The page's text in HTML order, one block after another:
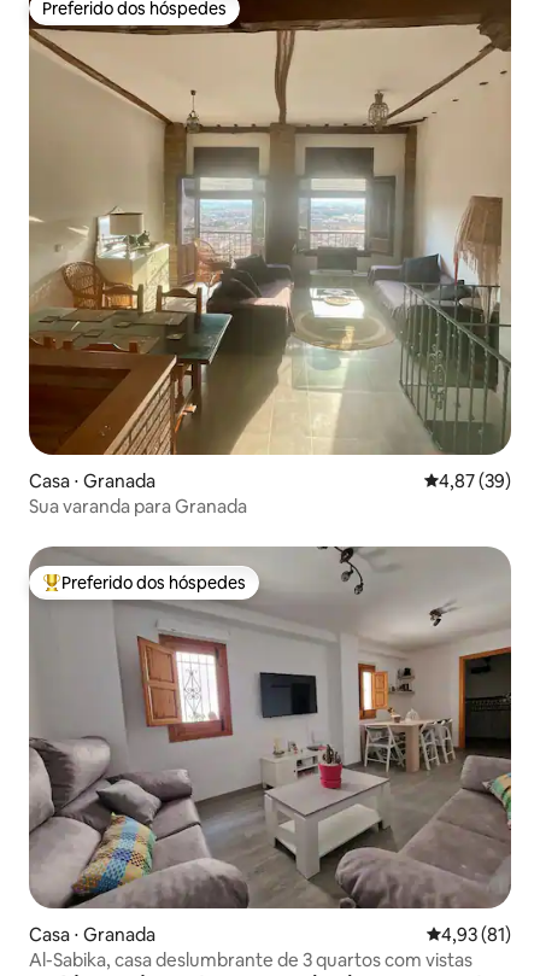
Preferido dos hóspedes
Preferido dos hóspedes
Casa ⋅ Granada 4,87 de uma
4,87 (39)
Sua varanda para Granada
Entre os melhores preferidos dos hóspedes
Preferido dos hóspedes
Casa ⋅ Granada 4,93 de uma
4,93 (81)
Al-Sabika, casa deslumbrante de 3 quartos com vistas